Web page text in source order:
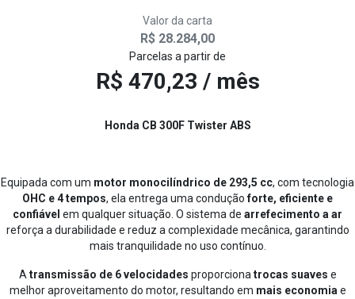
Valor da carta
R$ 28.284,00
Parcelas a partir de
R$ 470,23 / mês
Honda CB 300F Twister ABS
Equipada com um motor monocilíndrico de 293,5 cc, com tecnologia
OHC e 4 tempos, ela entrega uma conduçãoforte, eficiente e
confiável em qualquer situação. O sistema de arrefecimento a ar
reforça a durabilidade e reduz a complexidade mecânica, garantindo
mais tranquilidade no uso contínuo.
A transmissão de 6 velocidades proporciona trocas suaves e
melhor aproveitamento do motor, resultando em mais economia e